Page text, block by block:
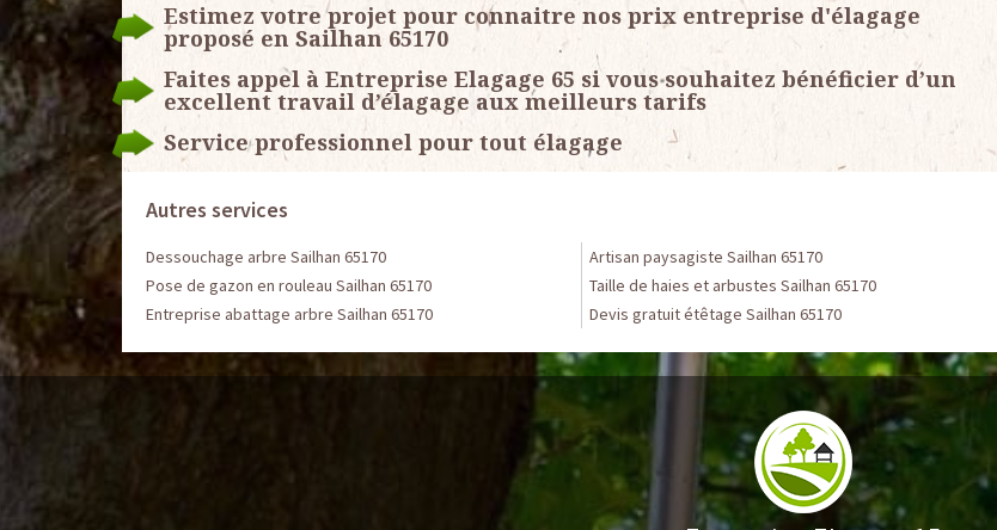
Estimez votre projet pour connaitre nos prix entreprise d'élagage
proposé en Sailhan 65170
Faites appel à Entreprise Elagage 65 si vous souhaitez bénéficier d’un
excellent travail d’élagage aux meilleurs tarifs
Service professionnel pour tout élagage
Autres services
Dessouchage arbre Sailhan 65170
Pose de gazon en rouleau Sailhan 65170
Entreprise abattage arbre Sailhan 65170
Artisan paysagiste Sailhan 65170
Taille de haies et arbustes Sailhan 65170
Devis gratuit étêtage Sailhan 65170